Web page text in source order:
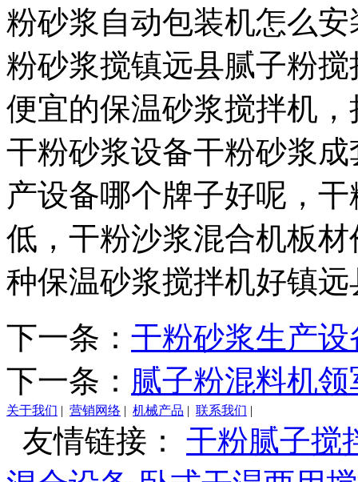
粉砂浆自动包装机怎么
粉砂浆搅镇远县腻子粉
便宜的保温砂浆搅拌机
干粉砂浆设备干粉砂浆
产设备哪个牌子好呢，
低，干粉沙浆混合机板
种保温砂浆搅拌机好镇
下一条： 干粉砂浆生产
下一条： 腻子粉混料机
关于我们 | 营销网络 | 机械产品 | 联系我们 |
友情链接： 干粉腻子搅